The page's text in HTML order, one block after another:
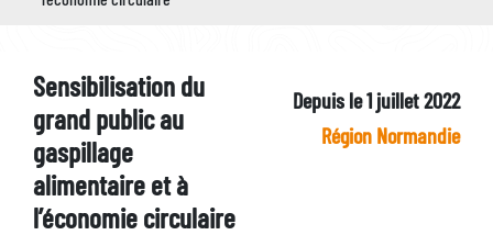
Sensibilisation du
grand public au
gaspillage
alimentaire et à
l’économie circulaire
Depuis le 1 juillet 2022
IdentifiantRégion Normandie